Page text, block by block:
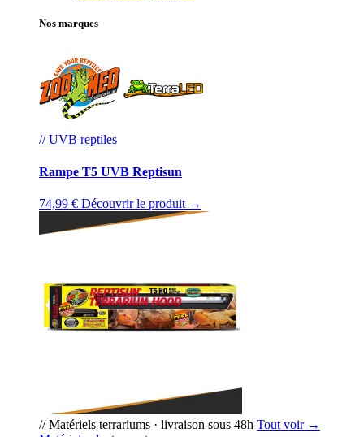
Nos marques
// UVB reptiles
Rampe T5 UVB Reptisun
74,99 € Découvrir le produit →
// Matériels terrariums · livraison sous 48h Tout voir →